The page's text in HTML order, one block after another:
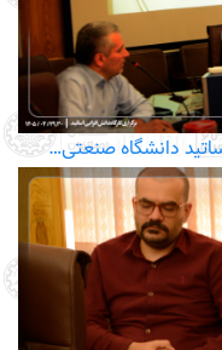
دانشگاه صنعتی…